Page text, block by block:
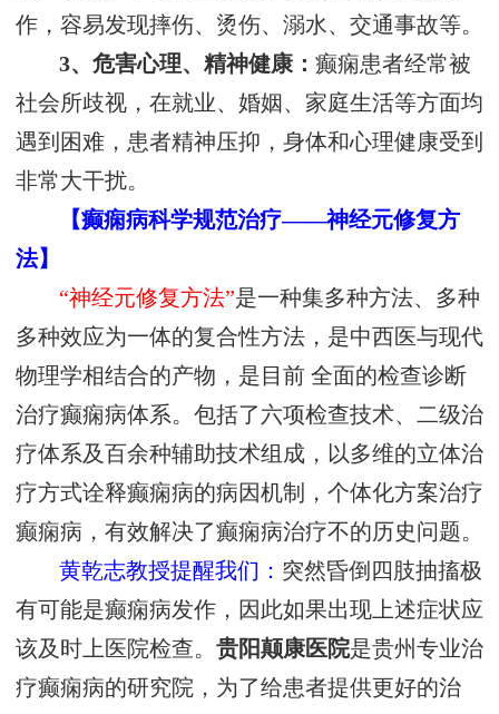
作，容易发现摔伤、烫伤、溺水、交通事故等。
3、危害心理、精神健康：癫痫患者经常被
社会所歧视，在就业、婚姻、家庭生活等方面均
遇到困难，患者精神压抑，身体和心理健康受到
非常大干扰。
【癫痫病科学规范治疗——神经元修复方
法】
“神经元修复方法”是一种集多种方法、多种
多种效应为一体的复合性方法，是中西医与现代
物理学相结合的产物，是目前 全面的检查诊断
治疗癫痫病体系。包括了六项检查技术、二级治
疗体系及百余种辅助技术组成，以多维的立体治
疗方式诠释癫痫病的病因机制，个体化方案治疗
癫痫病，有效解决了癫痫病治疗不的历史问题。
黄乾志教授提醒我们： 突然昏倒四肢抽搐极
有可能是癫痫病发作，因此如果出现上述症状应
该及时上医院检查。 贵阳颠康医院是贵州专业治
疗癫痫病的研究院，为了给患者提供更好的治